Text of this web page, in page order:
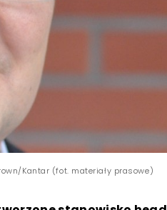
Kantar (fot. materiały prasowe)